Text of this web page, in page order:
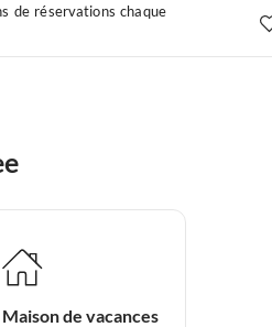
de réservations chaque
Maison de vacances